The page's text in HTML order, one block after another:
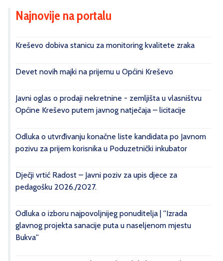
Najnovije na portalu
Kreševo dobiva stanicu za monitoring kvalitete zraka
Devet novih majki na prijemu u Općini Kreševo
Javni oglas o prodaji nekretnine - zemljišta u vlasništvu
Općine Kreševo putem javnog natječaja – licitacije
Odluka o utvrđivanju konačne liste kandidata po Javnom
pozivu za prijem korisnika u Poduzetnički inkubator
Dječji vrtić Radost – Javni poziv za upis djece za
pedagošku 2026./2027.
Odluka o izboru najpovoljnijeg ponuditelja | ''Izrada
glavnog projekta sanacije puta u naseljenom mjestu
Bukva''